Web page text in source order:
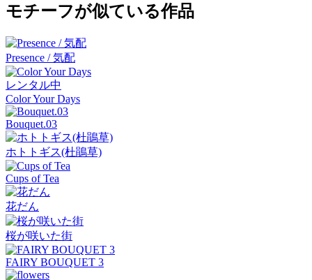
モチーフが似ている作品
Presence / 気配
レンタル中
Color Your Days
Bouquet.03
ホトトギス(杜鵑草)
Cups of Tea
花だん
桜が咲いた街
FAIRY BOUQUET 3